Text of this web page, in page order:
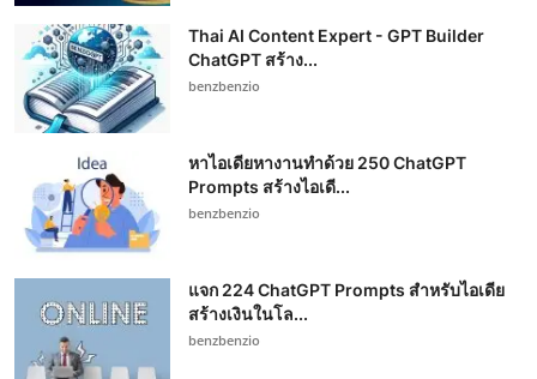
Thai AI Content Expert - GPT Builder
ChatGPT สร้าง...
benzbenzio
หาไอเดียหางานทำด้วย 250 ChatGPT
Prompts สร้างไอเดี...
benzbenzio
แจก 224 ChatGPT Prompts สำหรับไอเดีย
สร้างเงินในโล...
benzbenzio